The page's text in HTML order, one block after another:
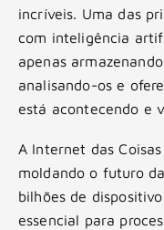
incríveis. Uma das
com inteligência
apenas
analisando-os e
está acontecendo e
A Internet das
moldando o futuro
bilhões de
essencial para